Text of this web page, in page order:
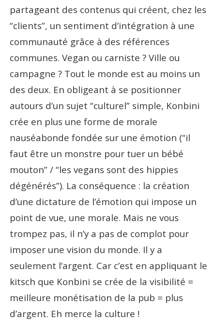
partageant des contenus qui créent, chez les
“clients”, un sentiment d’intégration à une
communauté grâce à des références
communes. Vegan ou carniste ? Ville ou
campagne ? Tout le monde est au moins un
des deux. En obligeant à se positionner
autours d’un sujet “culturel” simple, Konbini
crée en plus une forme de morale
nauséabonde fondée sur une émotion (“il
faut être un monstre pour tuer un bébé
mouton” / “les vegans sont des hippies
dégénérés”). La conséquence : la création
d’une dictature de l’émotion qui impose un
point de vue, une morale. Mais ne vous
trompez pas, il n’y a pas de complot pour
imposer une vision du monde. Il y a
seulement l’argent. Car c’est en appliquant le
kitsch que Konbini se crée de la visibilité =
meilleure monétisation de la pub = plus
d’argent. Eh merce la culture !